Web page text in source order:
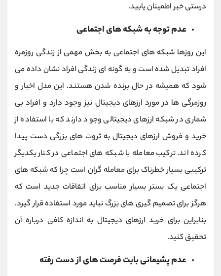
درستی خبر اطمینان یابید.
عدم توجه به شبکه های اجتماعی
این روزها شبکه های اجتماعی به بخش مهمی از زندگی روزمره
افراد تبدیل شده است و به گونه ای زندگی افراد نشان داده می
شود که همیشه در حال برنده شدن هستند. این مدل اخبار و
روزمرگی ها در مورد ارزهای دیجیتال نیز وجود دارد و افراد بی
شماری در شبکه ارزهای دیجیتالی وجود دارند که با استفاده از
خرید و فروش ارزهای دیجیتال به ثروت های بزرگی دست پیدا
کرده اند. ترکیب معامله با شبکه های اجتماعی در کنار یکدیگر
ترکیبی بسیار خطرناک برای معامله گران است چرا که شبکه های
اجتماعی یک بستر بسیار مناسب برای اتفاقات جدید است که
هرگز برای تصمیم گیری های بزرگ نباید مورد استفاده قرار گیرد.
بنابراین برای خرید ارزهای دیجیتال به اندازه کافی درباره آن
تحقیق کنید.
عدم پشیمانی بابت فرصت های از دست رفته